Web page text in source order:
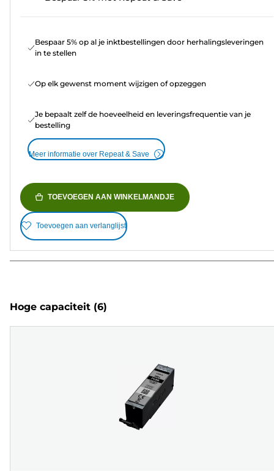
Bespaar 5% op al je inktbestellingen door herhalingsleveringen
in te stellen
Op elk gewenst moment wijzigen of opzeggen
Je bepaalt zelf de hoeveelheid en leveringsfrequentie van je
bestelling
Meer informatie over Repeat & Save
TOEVOEGEN AAN WINKELMANDJE
Toevoegen aan verlanglijst
Hoge capaciteit (6)